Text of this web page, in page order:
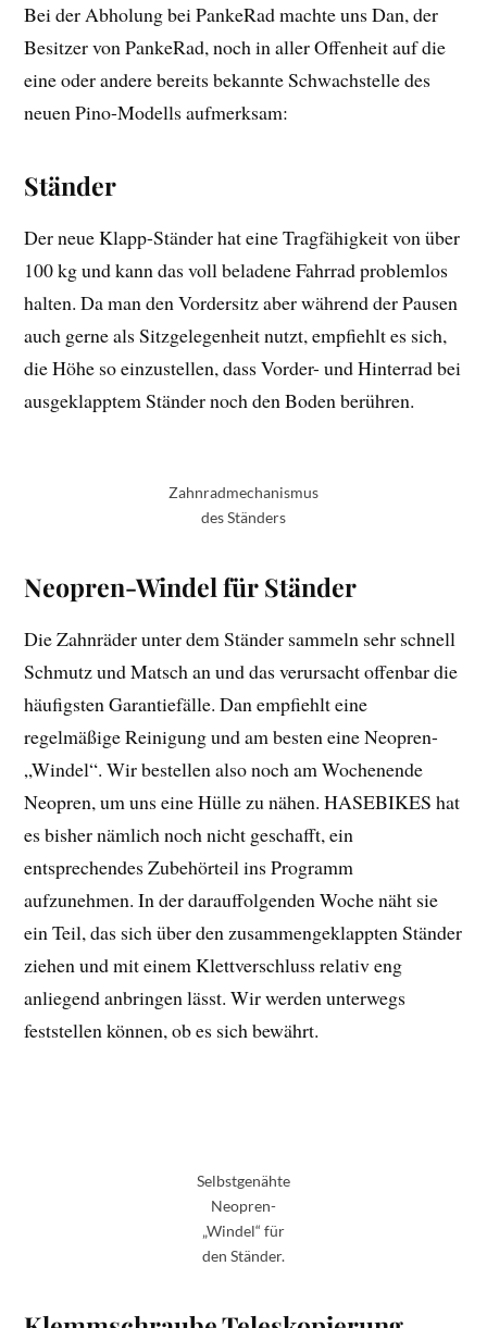
Bei der Abholung bei PankeRad machte uns Dan, der
Besitzer von PankeRad, noch in aller Offenheit auf die
eine oder andere bereits bekannte Schwachstelle des
neuen Pino-Modells aufmerksam:
Ständer
Der neue Klapp-Ständer hat eine Tragfähigkeit von über
100 kg und kann das voll beladene Fahrrad problemlos
halten. Da man den Vordersitz aber während der Pausen
auch gerne als Sitzgelegenheit nutzt, empfiehlt es sich,
die Höhe so einzustellen, dass Vorder- und Hinterrad bei
ausgeklapptem Ständer noch den Boden berühren.
Zahnradmechanismus
des Ständers
Neopren-Windel für Ständer
Die Zahnräder unter dem Ständer sammeln sehr schnell
Schmutz und Matsch an und das verursacht offenbar die
häufigsten Garantiefälle. Dan empfiehlt eine
regelmäßige Reinigung und am besten eine Neopren-
„Windel“. Wir bestellen also noch am Wochenende
Neopren, um uns eine Hülle zu nähen. HASEBIKES hat
es bisher nämlich noch nicht geschafft, ein
entsprechendes Zubehörteil ins Programm
aufzunehmen. In der darauffolgenden Woche näht sie
ein Teil, das sich über den zusammengeklappten Ständer
ziehen und mit einem Klettverschluss relativ eng
anliegend anbringen lässt. Wir werden unterwegs
feststellen können, ob es sich bewährt.
Selbstgenähte
Neopren-
„Windel“ für
den Ständer.